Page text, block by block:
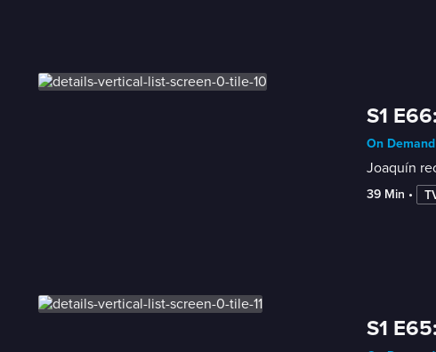
S1
On Demand
Joaquín
39 Min •
S1